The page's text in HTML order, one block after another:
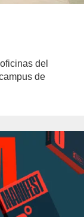
del
de